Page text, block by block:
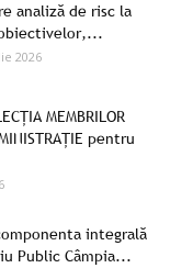
analiză de risc la
2026
MEMBRILOR
pentru
integrală
Public Câmpia...